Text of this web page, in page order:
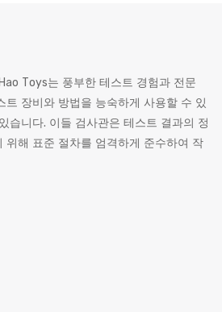
Toys는 풍부한 테스트 경험과 전문
트 장비와 방법을 능숙하게 사용할 수 있
습니다. 이들 검사관은 테스트 결과의 정
위해 표준 절차를 엄격하게 준수하여 작